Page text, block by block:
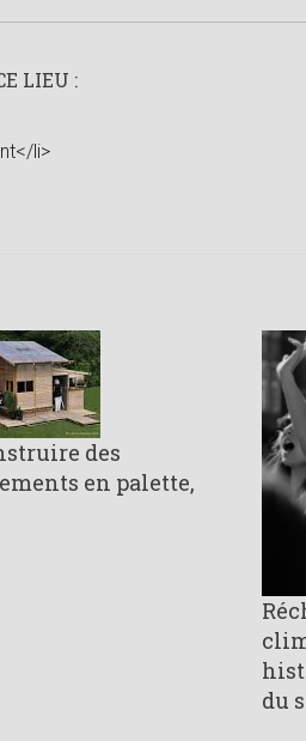
LIEU :
li>
des
en palette,
du